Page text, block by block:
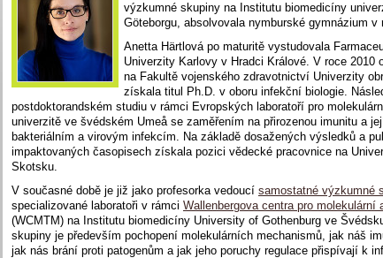
výzkumné skupiny na Institutu biomedicíny
Göteborgu, absolvovala nymburské gymnázium v
Anetta Härtlová po maturitě vystudovala
Univerzity Karlovy v Hradci Králové. V roce 2010
na Fakultě vojenského zdravotnictví Univerzity
získala titul Ph.D. v oboru infekční biologie.
postdoktorandském studiu v rámci Evropských laboratoří pro
univerzitě ve švédském Umeå se zaměřením na přirozenou imunitu a
bakteriálním a virovým infekcím. Na základě dosažených výsledků a
impaktovaných časopisech získala pozici vědecké pracovnice na
Skotsku.
V současné době je již jako profesorka vedoucí samostatné výzkumné
specializované laboratoři v rámci Wallenbergova centra pro molekulární
(WCMTM) na Institutu biomedicíny University of Gothenburg ve
skupiny je především pochopení molekulárních mechanismů, jak náš
jak nás brání proti patogenům a jak jeho poruchy regulace přispívají k